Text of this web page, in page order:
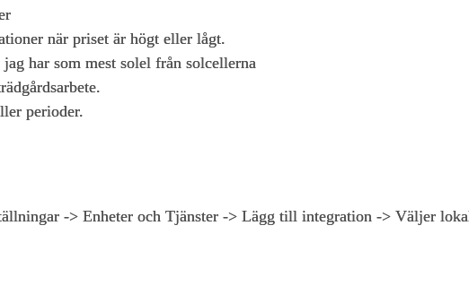
när priset är högt eller lågt.
har som mest solel från solcellerna
perioder.
-> Enheter och Tjänster -> Lägg till integration -> Väljer